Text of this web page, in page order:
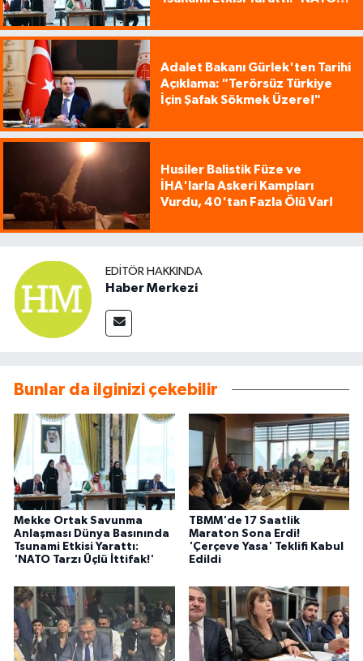
Adalet Bakanı Gürlek'ten Tarihi
Açıklama: "Terörsüz Türkiye
İçin Şafak Sökmek Üzere!"
Husiler Balistik Füze ve
İHA'larla Askeri Kampları
Vurdu, 40'tan Fazla Ölü Var!
EDITÖR HAKKINDA
Haber Merkezi
Bunlar da ilginizi çekebilir
Mekke Ortak Savunma
Anlaşması Dünya Basınında
Tsunami Etkisi Yarattı:
'NATO Tarzı Üçlü İttifak!'
TBMM'de 17 Saatlik
Maraton Sona Erdi!
'Çerçeve Yasa' Teklifi Kabul
Edildi